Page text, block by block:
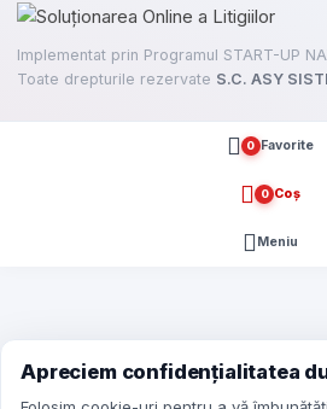
Apreciem confidențialitatea
Implementat prin Programul START-UP
Toate drepturile rezervate S.C. ASY
0 Favorite
0 Coș
Meniu